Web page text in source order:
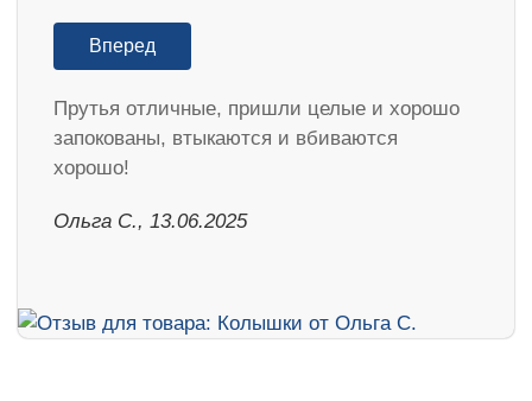
Вперед
Прутья отличные, пришли целые и хорошо
запокованы, втыкаются и вбиваются
хорошо!
Ольга С., 13.06.2025